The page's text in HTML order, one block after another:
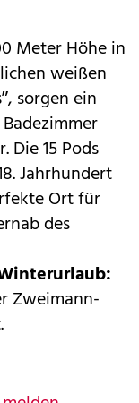
Meter Höhe in
weißen
sorgen ein
Die 15 Pods
Jahrhundert
Ort für
des
Zweimann-